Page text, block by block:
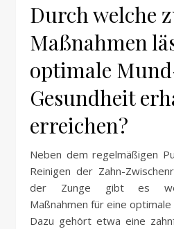
Durch welche
Maßnahmen
optimale
Gesundheit
erreichen?
Neben dem regelmäßigen
Reinigen der Zahn-
der Zunge gibt es
Maßnahmen für eine
Dazu gehört etwa eine